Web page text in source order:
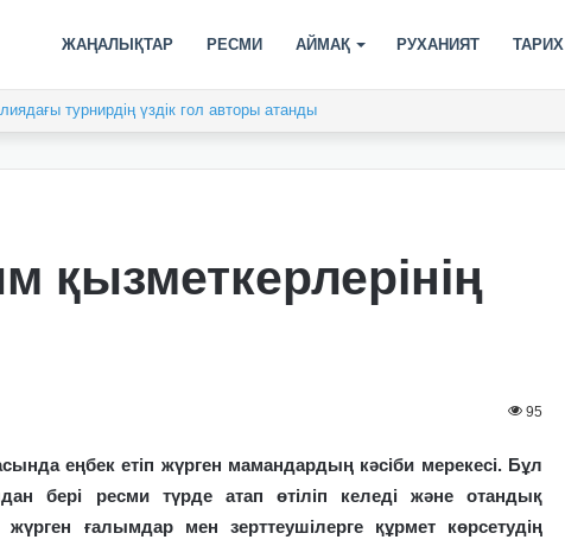
ЖАҢАЛЫҚТАР РЕСМИ АЙМАҚ РУХАНИЯТ ТАРИХ
турнирдің үздік гол авторы атанды
қызметкерлерінің
95
еңбек етіп жүрген мамандардың кәсіби мерекесі. Бұл
бері ресми түрде атап өтіліп келеді және отандық
ғалымдар мен зерттеушілерге құрмет көрсетудің